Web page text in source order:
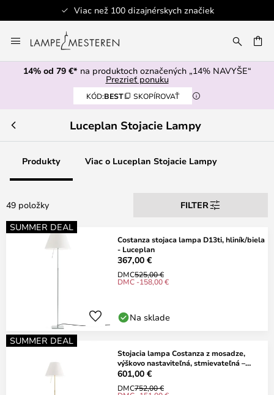
Viac než 100 dizajnérskych značiek
to
Content
14% od 79 €* na produktoch označených „14% NAVYŠE“
Prezrieť ponuku
KÓD:BEST SKOPÍROVAŤ
Luceplan Stojacie Lampy
Produkty Viac o Luceplan Stojacie Lampy
49 položky
FILTER
SUMMER DEAL
Costanza stojaca lampa D13ti, hliník/biela
- Luceplan
367,00 €
DMC525,00 €
DMC -158,00 €
Na sklade
SUMMER DEAL
Stojacia lampa Costanza z mosadze,
výškovo nastaviteľná, stmievateľná –
Luceplan
601,00 €
DMC752,00 €